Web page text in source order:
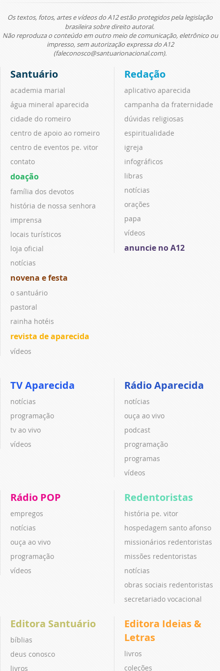
Os textos, fotos, artes e vídeos do A12 estão protegidos pela legislação
brasileira sobre direito autoral.
Não reproduza o conteúdo em outro meio de comunicação, eletrônico ou
impresso, sem autorização expressa do A12
(faleconosco@santuarionacional.com).
Santuário
academia marial
água mineral aparecida
cidade do romeiro
centro de apoio ao romeiro
centro de eventos pe. vitor
contato
doação
família dos devotos
história de nossa senhora
imprensa
locais turísticos
loja oficial
notícias
novena e festa
o santuário
pastoral
rainha hotéis
revista de aparecida
vídeos
Redação
aplicativo aparecida
campanha da fraternidade
dúvidas religiosas
espiritualidade
igreja
infográficos
libras
notícias
orações
papa
vídeos
anuncie no A12
TV Aparecida
notícias
programação
tv ao vivo
vídeos
Rádio Aparecida
notícias
ouça ao vivo
podcast
programação
programas
vídeos
Rádio POP
empregos
notícias
ouça ao vivo
programação
vídeos
Redentoristas
história pe. vitor
hospedagem santo afonso
missionários redentoristas
missões redentoristas
notícias
obras sociais redentoristas
secretariado vocacional
Editora Santuário
bíblias
deus conosco
livros
Editora Ideias &
Letras
livros
coleções